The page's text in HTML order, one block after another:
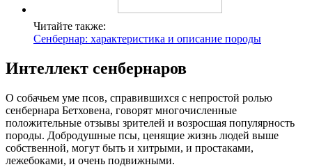
Читайте также:
Сенбернар: характеристика и описание породы
Интеллект сенбернаров
О собачьем уме псов, справившихся с непростой ролью
сенбернара Бетховена, говорят многочисленные
положительные отзывы зрителей и возросшая популярность
породы. Добродушные псы, ценящие жизнь людей выше
собственной, могут быть и хитрыми, и простаками,
лежебоками, и очень подвижными.